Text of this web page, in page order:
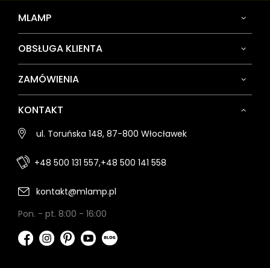
MLAMP
OBSŁUGA KLIENTA
ZAMÓWIENIA
KONTAKT
ul. Toruńska 148, 87-800 Włocławek
+48 500 131 557,+48 500 141 558
kontakt@mlamp.pl
Pon. - pt. 8:00 - 16:00